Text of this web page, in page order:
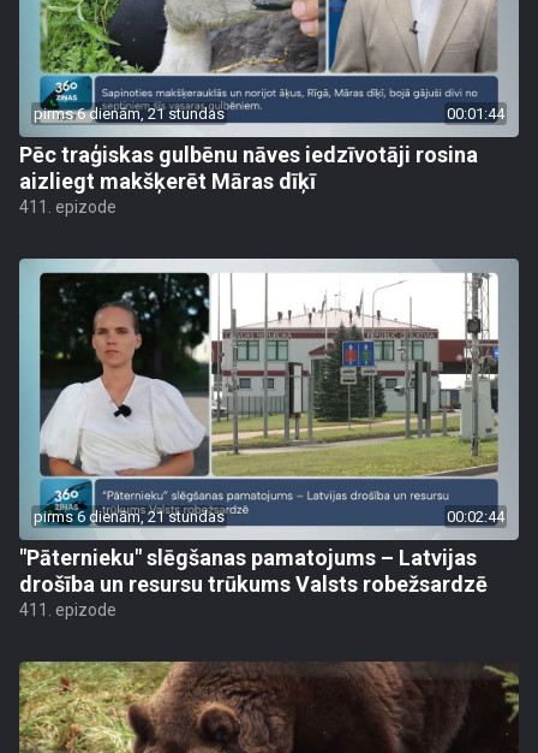
pirms 6 dienām, 21 stundas 00:01:44
Pēc traģiskas gulbēnu nāves iedzīvotāji rosina
aizliegt makšķerēt Māras dīķī
411. epizode
pirms 6 dienām, 21 stundas 00:02:44
"Pāternieku" slēgšanas pamatojums – Latvijas
drošība un resursu trūkums Valsts robežsardzē
411. epizode